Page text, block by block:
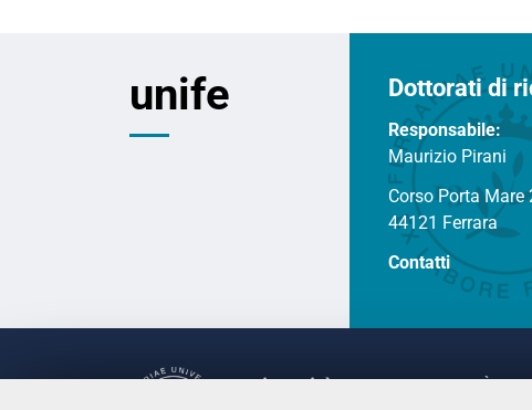
unife Dottorati di
Responsabile:
Maurizio Pirani
Corso Porta Mare
44121 Ferrara
Contatti
Università
UNIVERSITÀ